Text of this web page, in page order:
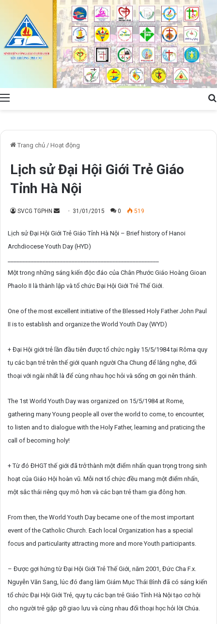
Menu
Trang chủ / Hoạt động
Lịch sử Đại Hội Giới Trẻ Giáo
Tỉnh Hà Nội
SVCG TGPHN
Send
email
31/01/2015 0 519
Lịch sử Đại Hội Giới Trẻ Giáo Tỉnh Hà Nội – Brief history of Hanoi
Archdiocese Youth Day (HYD)
Một trong những sáng kiến độc đáo của Chân Phước Giáo Hoàng Gioan
Phaolo II là thành lập và tổ chức Đại Hội Giới Trẻ Thế Giới.
One of the most excellent initiative of the Blessed Holy Father John Paul
II is to establish and organize the World Youth Day (WYD)
+ Đại Hội giới trẻ lần đầu tiên được tổ chức ngày 15/5/1984 tại Rôma quy
tụ các bạn trẻ trên thế giới quanh người Cha Chung để lắng nghe, đối
thoại với ngài nhất là để cùng nhau học hỏi và sống ơn gọi nên thánh.
The 1st World Youth Day was organized on 15/5/1984 at Rome,
gathering many Young people all over the world to come, to encounter,
to listen and to dialogue with the Holy Father, learning and praticing the
call of becoming holy!
+ Từ đó ĐHGT thế giới đã trở thành một điểm nhấn quan trọng trong sinh
hoạt của Giáo Hội hoàn vũ. Mỗi nơi tổ chức đều mang một điểm nhấn,
một sắc thái riêng quy mô hơn và các bạn trẻ tham gia đông hơn.
From then, the World Youth Day became one of the most important
event of the Catholic Church. Each local Organization has a special
focus and particularity attracting more and more Youth participants.
– Được gợi hứng từ Đại Hội Giới Trẻ Thế Giới, năm 2001, Đức Cha F.x.
Nguyễn Văn Sang, lúc đó đang làm Giám Mục Thái Bình đã có sáng kiến
tổ chức Đại Hội Giới Trẻ, quy tụ các bạn trẻ Giáo Tỉnh Hà Nội tạo cơ hội
cho người trẻ gặp gỡ giao lưu và cùng nhau đối thoại học hỏi lời Chúa.